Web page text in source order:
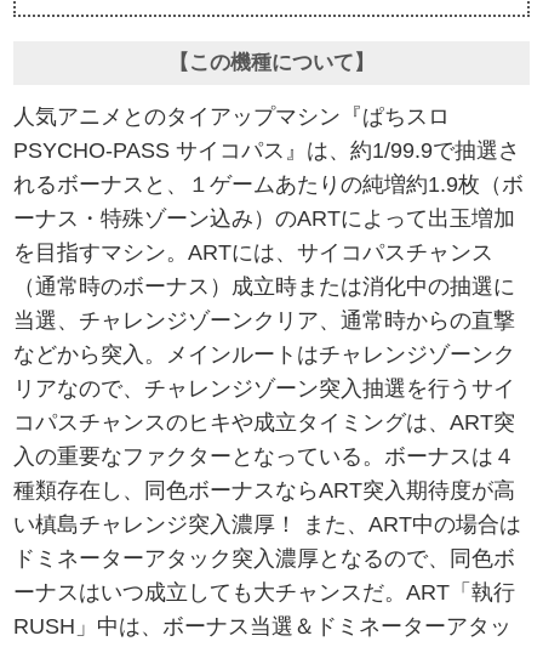
【この機種について】
人気アニメとのタイアップマシン『ぱちスロ
PSYCHO-PASS サイコパス』は、約1/99.9で抽選さ
れるボーナスと、１ゲームあたりの純増約1.9枚（ボ
ーナス・特殊ゾーン込み）のARTによって出玉増加
を目指すマシン。ARTには、サイコパスチャンス
（通常時のボーナス）成立時または消化中の抽選に
当選、チャレンジゾーンクリア、通常時からの直撃
などから突入。メインルートはチャレンジゾーンク
リアなので、チャレンジゾーン突入抽選を行うサイ
コパスチャンスのヒキや成立タイミングは、ART突
入の重要なファクターとなっている。ボーナスは４
種類存在し、同色ボーナスならART突入期待度が高
い槙島チャレンジ突入濃厚！ また、ART中の場合は
ドミネーターアタック突入濃厚となるので、同色ボ
ーナスはいつ成立しても大チャンスだ。ART「執行
RUSH」中は、ボーナス当選＆ドミネーターアタッ